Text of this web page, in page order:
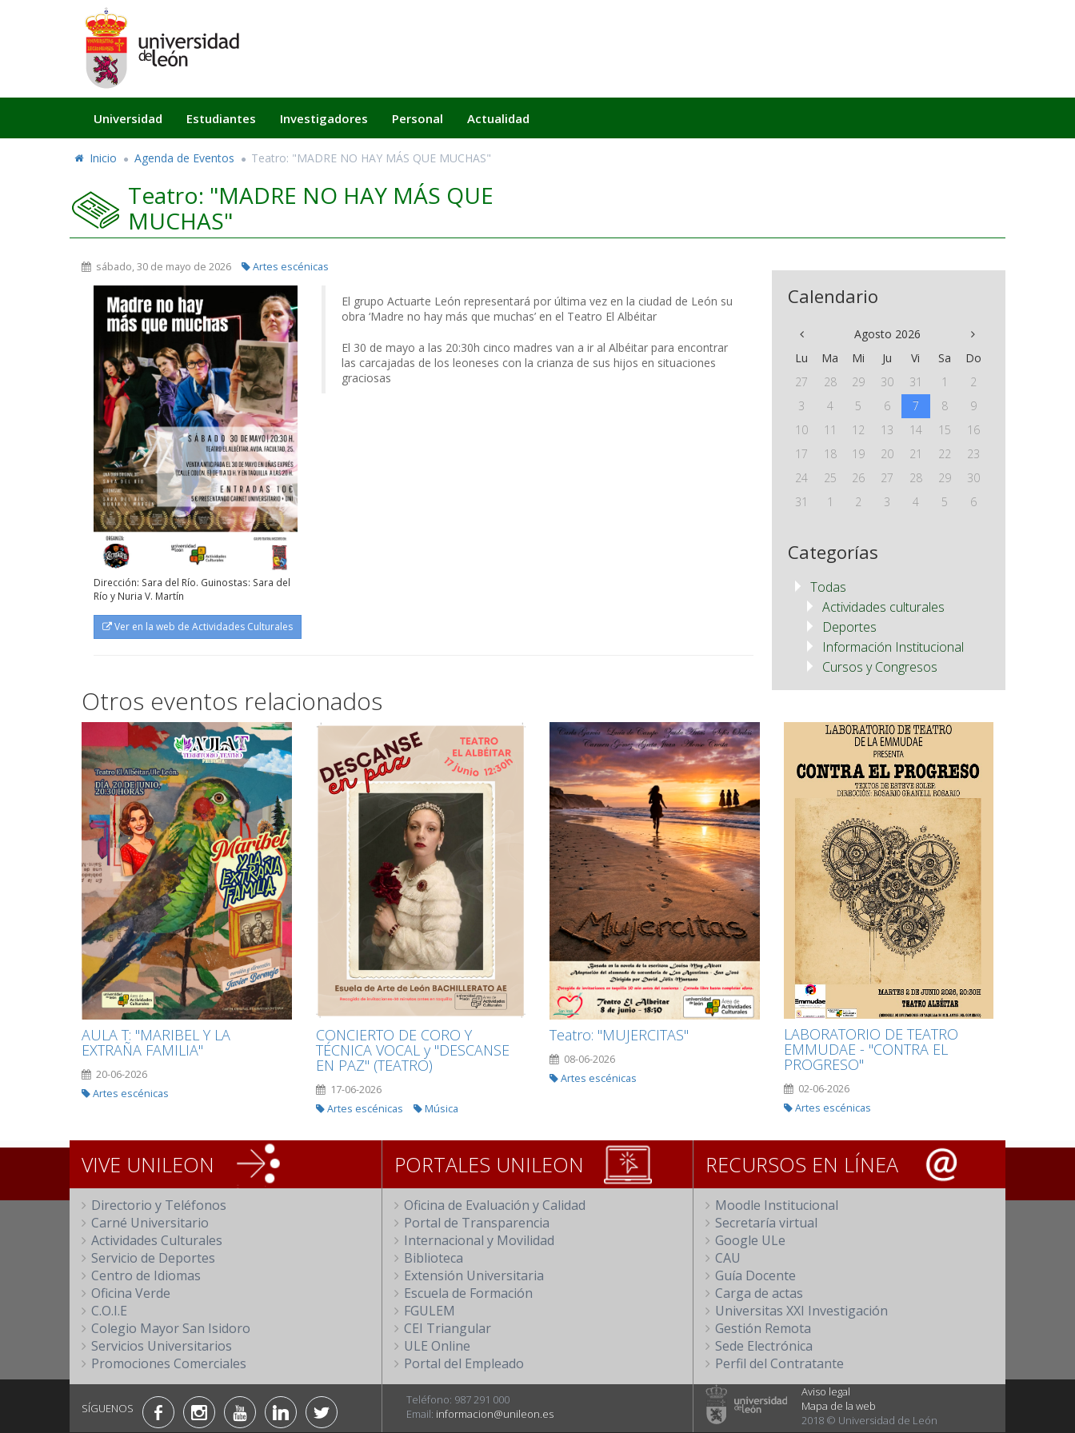
Navegación
principal
Universidad Estudiantes Investigadores Personal Actualidad
Inicio Agenda de Eventos Teatro: "MADRE NO HAY MÁS QUE MUCHAS"
Teatro: "MADRE NO HAY MÁS QUE
MUCHAS"
sábado, 30 de mayo de 2026 Artes escénicas
Dirección: Sara del Río. Guinostas: Sara del
Río y Nuria V. Martín
El grupo Actuarte León representará por última vez en la ciudad de León su
obra ‘Madre no hay más que muchas’ en el Teatro El Albéitar
El 30 de mayo a las 20:30h cinco madres van a ir al Albéitar para encontrar
las carcajadas de los leoneses con la crianza de sus hijos en situaciones
graciosas
Ver en la web de Actividades Culturales
Otros eventos relacionados
AULA T: "MARIBEL Y LA
EXTRAÑA FAMILIA"
20-06-2026
Artes escénicas
CONCIERTO DE CORO Y
TÉCNICA VOCAL y "DESCANSE
EN PAZ" (TEATRO)
17-06-2026
Artes escénicas
Música
Teatro: "MUJERCITAS"
08-06-2026
Artes escénicas
LABORATORIO DE TEATRO
EMMUDAE - "CONTRA EL
PROGRESO"
02-06-2026
Artes escénicas
Calendario
Agosto 2026
Lu
Ma Mi Ju Vi Sa
Do
27
28 29 30 31 1
2
3
4 5 6 7 8
9
10
11 12 13 14 15
16
17
18 19 20 21 22
23
24
25 26 27 28 29
30
31
1 2 3 4 5 6
Categorías
Todas
Actividades culturales
Deportes
Información Institucional
Cursos y Congresos
VIVE UNILEON
Directorio y Teléfonos
Carné Universitario
Actividades Culturales
Servicio de Deportes
Centro de Idiomas
Oficina Verde
C.O.I.E
Colegio Mayor San Isidoro
Servicios Universitarios
Promociones Comerciales
PORTALES UNILEON
Oficina de Evaluación y Calidad
Portal de Transparencia
Internacional y Movilidad
Biblioteca
Extensión Universitaria
Escuela de Formación
FGULEM
CEI Triangular
ULE Online
Portal del Empleado
RECURSOS EN LÍNEA
Moodle Institucional
Secretaría virtual
Google ULe
CAU
Guía Docente
Carga de actas
Universitas XXI Investigación
Gestión Remota
Sede Electrónica
Perfil del Contratante
SÍGUENOS
Teléfono: 987 291 000
Email: informacion@unileon.es
Aviso legal
Mapa de la web
2018 © Universidad de León